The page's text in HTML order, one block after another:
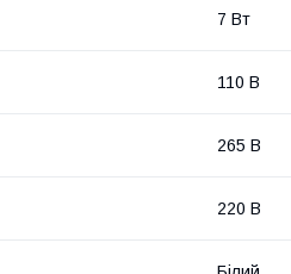
7 Вт
110 В
265 В
220 В